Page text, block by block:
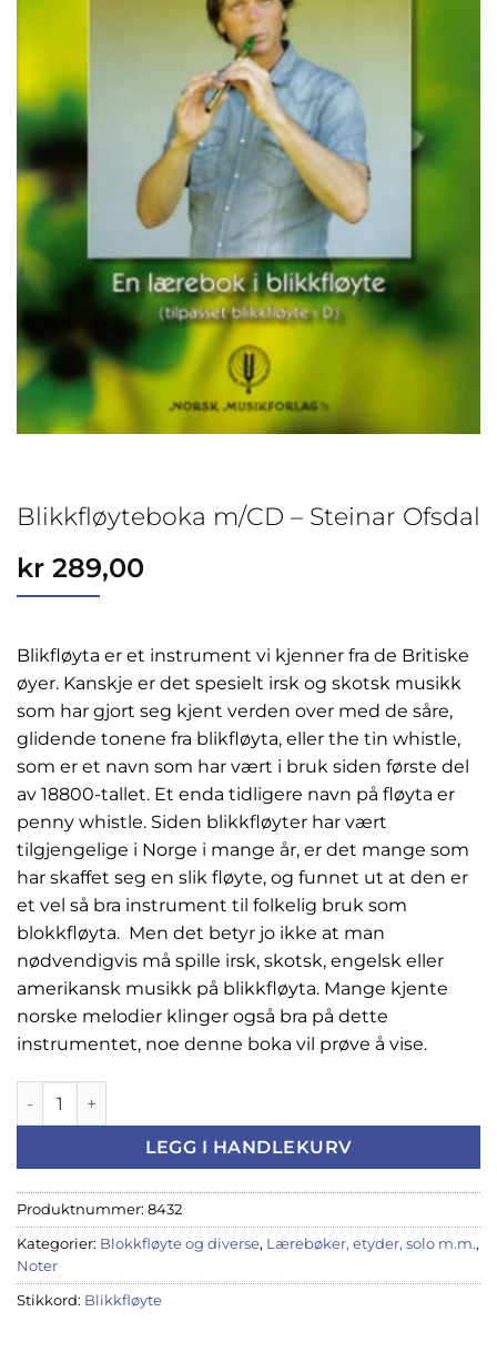
Blikkfløyteboka m/CD – Steinar Ofsdal
kr 289,00
Blikfløyta er et instrument vi kjenner fra de Britiske
øyer. Kanskje er det spesielt irsk og skotsk musikk
som har gjort seg kjent verden over med de såre,
glidende tonene fra blikfløyta, eller the tin whistle,
som er et navn som har vært i bruk siden første del
av 18800-tallet. Et enda tidligere navn på fløyta er
penny whistle. Siden blikkfløyter har vært
tilgjengelige i Norge i mange år, er det mange som
har skaffet seg en slik fløyte, og funnet ut at den er
et vel så bra instrument til folkelig bruk som
blokkfløyta. Men det betyr jo ikke at man
nødvendigvis må spille irsk, skotsk, engelsk eller
amerikansk musikk på blikkfløyta. Mange kjente
norske melodier klinger også bra på dette
instrumentet, noe denne boka vil prøve å vise.
Blikkfløyteboka m/CD - Steinar Ofsdal antall
LEGG I HANDLEKURV
Produktnummer: 8432
Kategorier: Blokkfløyte og diverse, Lærebøker, etyder, solo m.m.,
Noter
Stikkord: Blikkfløyte